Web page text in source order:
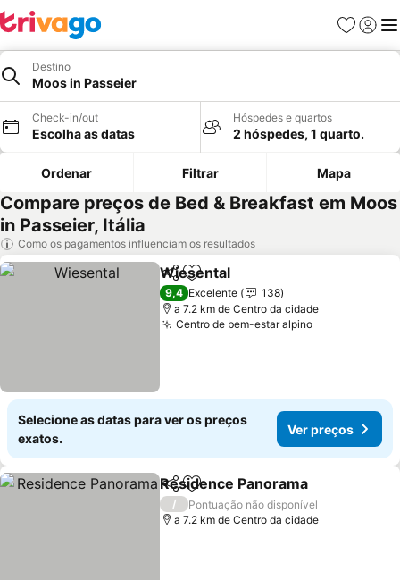
Favoritos
Iniciar
Destino
Moos in Passeier
Check-in/out
Escolha as datas
Hóspedes e quartos
2 hóspedes, 1 quarto.
Ordenar Filtrar Mapa
Compare preços de Bed & Breakfast em Moos
in Passeier, Itália
Como os pagamentos influenciam os resultados
PartilharAdicionar aos favoritos
Wiesental
9,4 Excelente
138
a 7.2 km de Centro da cidade
Centro de bem-estar alpinoVer preços
Selecione as datas para ver os preços
exatos.
Ver preços
PartilharAdicionar aos favoritos
Residence Panorama
/
Pontuação não disponível
a 7.2 km de Centro da cidade